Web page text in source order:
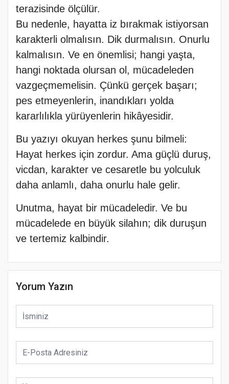
terazisinde ölçülür.
Bu nedenle, hayatta iz bırakmak istiyorsan
karakterli olmalısın. Dik durmalısın. Onurlu
kalmalısın. Ve en önemlisi; hangi yaşta,
hangi noktada olursan ol, mücadeleden
vazgeçmemelisin. Çünkü gerçek başarı;
pes etmeyenlerin, inandıkları yolda
kararlılıkla yürüyenlerin hikâyesidir.
Bu yazıyı okuyan herkes şunu bilmeli:
Hayat herkes için zordur. Ama güçlü duruş,
vicdan, karakter ve cesaretle bu yolculuk
daha anlamlı, daha onurlu hale gelir.
Unutma, hayat bir mücadeledir. Ve bu
mücadelede en büyük silahın; dik duruşun
ve tertemiz kalbindir.
Yorum Yazın